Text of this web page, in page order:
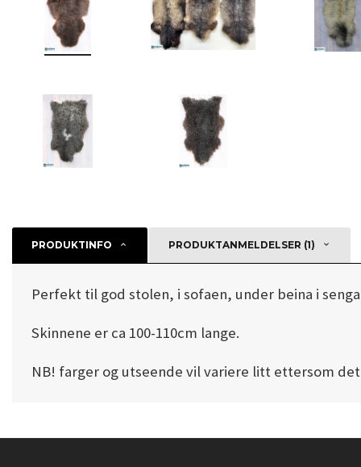
PRODUKTINFO PRODUKTANMELDELSER (1)
Perfekt til god stolen, i sofaen, under beina i
Skinnene er ca 100-110cm lange.
NB! farger og utseende vil variere litt ettersom